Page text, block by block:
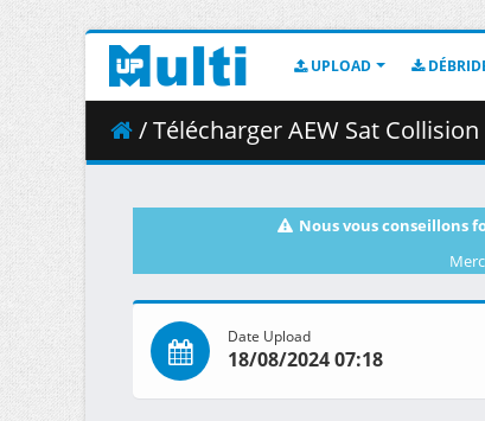
UPLOAD
/ Télécharger AEW Sat
Nous vous conseillons
Date Upload
18/08/2024 07:18